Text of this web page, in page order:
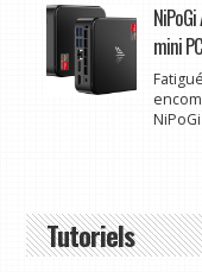
mini
Tutoriels